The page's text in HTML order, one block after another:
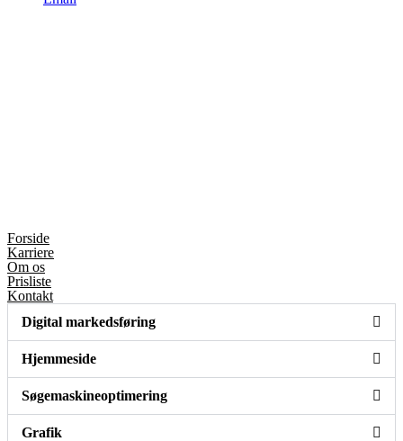
Forside
Karriere
Om os
Prisliste
Kontakt
Digital markedsføring
Hjemmeside
Søgemaskineoptimering
Grafik